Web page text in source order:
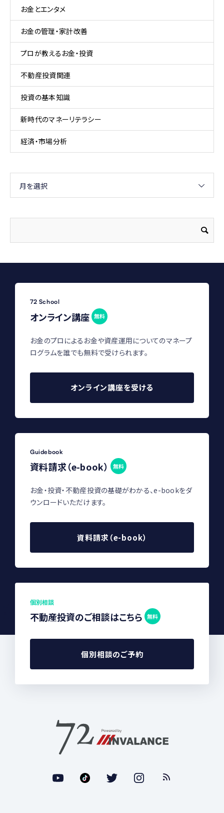
お金とエンタメ
お金の管理・家計改善
プロが教えるお金・投資
不動産投資関連
投資の基本知識
新時代のマネーリテラシー
経済・市場分析
月を選択
72 School
オンライン講座 無料
お金のプロによるお金や資産運用についてのマネープ
ログラムを誰でも無料で受けられます。
オンライン講座を受ける
Guidebook
資料請求（e-book） 無料
お金・投資・不動産投資の基礎がわかる、e-bookをダ
ウンロードいただけます。
資料請求（e-book）
個別相談
不動産投資のご相談はこちら 無料
個別相談のご予約